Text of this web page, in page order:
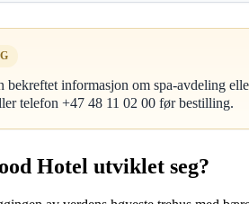
bekreftet informasjon om spa-avdeling
telefon +47 48 11 02 00 før bestilling.
Hotel utviklet seg?